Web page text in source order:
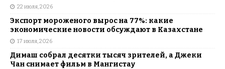
22 июля, 2026
Экспорт мороженого вырос на 77%: какие
экономические новости обсуждают в Казахстане
17 июля, 2026
Димаш собрал десятки тысяч зрителей, а Джеки
Чан снимает фильм в Мангистау